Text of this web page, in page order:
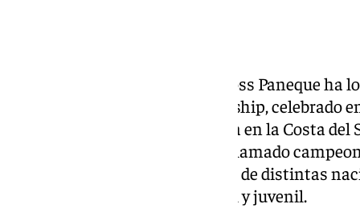
La jovencísima golfista Ana Gross Paneque
el World Junior Golf Championship, celebrado
prestigioso resort Villa Padierna en la Costa del
jugadora malagueña se ha proclamado
Sub-7, imponiéndose a golfistas de distintas
referencia en el circuito infantil y juvenil.